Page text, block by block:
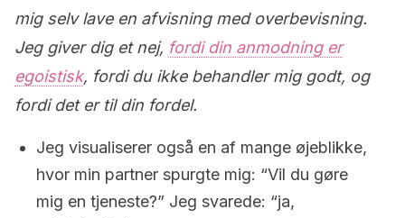
mig selv lave en afvisning med overbevisning.
Jeg giver dig et nej, fordi din anmodning er
egoistisk, fordi du ikke behandler mig godt, og
fordi det er til din fordel.
Jeg visualiserer også en af mange øjeblikke,
hvor min partner spurgte mig: “Vil du gøre
mig en tjeneste?” Jeg svarede: “ja,